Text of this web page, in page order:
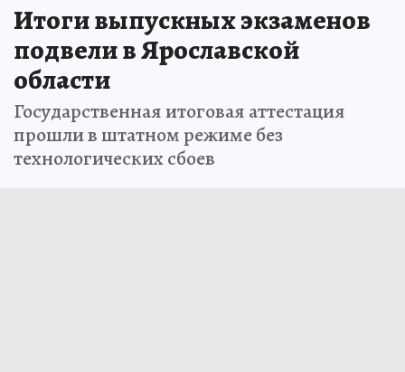
Итоги выпускных экзаменов
подвели в Ярославской
области
Государственная итоговая аттестация
прошли в штатном режиме без
технологических сбоев